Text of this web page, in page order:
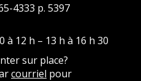
4333 p. 5397
à 12 h – 13 h à 16 h 30
sur place?
courriel pour